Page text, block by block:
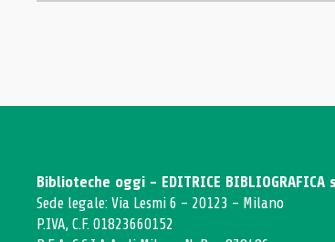
Biblioteche oggi - EDITRICE BIBLIOGRAFICA
Sede legale: Via Lesmi 6 - 20123 - Milano
P.IVA, C.F. 01823660152